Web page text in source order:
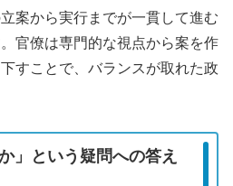
案から実行までが一貫して進む
官僚は専門的な視点から案を作
すことで、バランスが取れた政
」という疑問への答え